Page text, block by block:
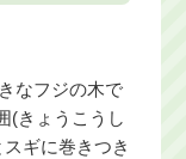
なフジの木で
(きょうこうし
ギに巻きつき